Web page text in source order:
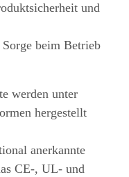
und
beim Betrieb
werden unter
hergestellt
anerkannte
CE-, UL- und